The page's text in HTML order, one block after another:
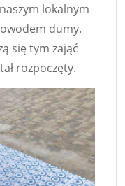
lokalnym
dumy.
się tym zająć
rozpoczęty.